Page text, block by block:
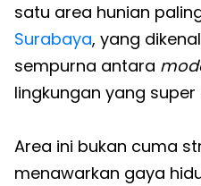
satu area hunian
Surabaya, yang
sempurna antara
lingkungan yang super
Area ini bukan cuma
menawarkan gaya